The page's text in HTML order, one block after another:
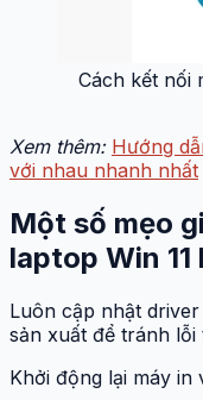
Cách kết nối
Xem thêm: Hướng
với nhau nhanh nhất
Một số mẹo
laptop Win 11
Luôn cập nhật
sản xuất để tránh lỗi
Khởi động lại máy in